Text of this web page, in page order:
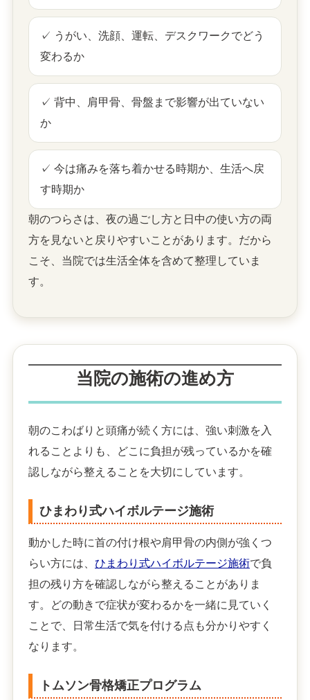
✓ うがい、洗顔、運転、デスクワークでどう
変わるか
✓ 背中、肩甲骨、骨盤まで影響が出ていない
か
✓ 今は痛みを落ち着かせる時期か、生活へ戻
す時期か
朝のつらさは、夜の過ごし方と日中の使い方の両
方を見ないと戻りやすいことがあります。だから
こそ、当院では生活全体を含めて整理していま
す。
当院の施術の進め方
朝のこわばりと頭痛が続く方には、強い刺激を入
れることよりも、どこに負担が残っているかを確
認しながら整えることを大切にしています。
ひまわり式ハイボルテージ施術
動かした時に首の付け根や肩甲骨の内側が強くつ
らい方には、 ひまわり式ハイボルテージ施術で負
担の残り方を確認しながら整えることがありま
す。どの動きで症状が変わるかを一緒に見ていく
ことで、日常生活で気を付ける点も分かりやすく
なります。
トムソン骨格矯正プログラム